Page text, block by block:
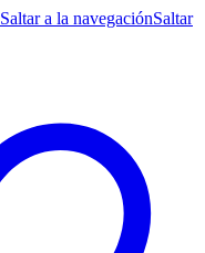
Saltar a la navegaciónSaltar